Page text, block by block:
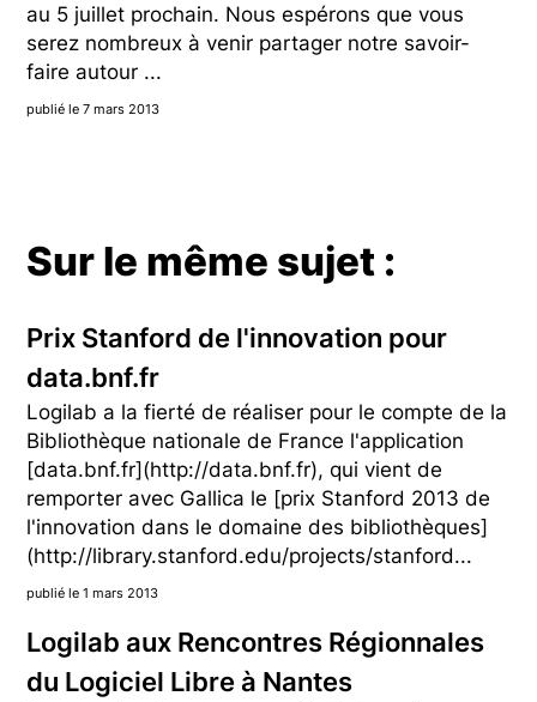
au 5 juillet prochain. Nous espérons que vous
serez nombreux à venir partager notre savoir-
faire autour ...
publié le 7 mars 2013
Sur le même sujet :
Prix Stanford de l'innovation pour
data.bnf.fr
Logilab a la fierté de réaliser pour le compte de la
Bibliothèque nationale de France l'application
[data.bnf.fr](http://data.bnf.fr), qui vient de
remporter avec Gallica le [prix Stanford 2013 de
l'innovation dans le domaine des bibliothèques]
(http://library.stanford.edu/projects/stanford...
publié le 1 mars 2013
Logilab aux Rencontres Régionnales
du Logiciel Libre à Nantes